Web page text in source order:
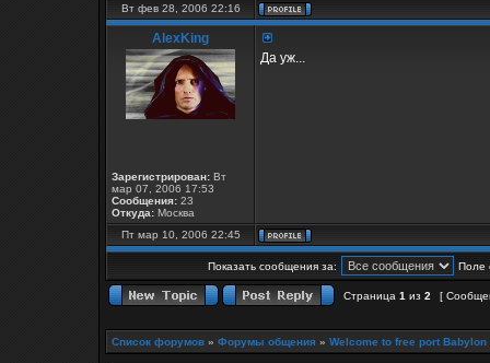
Вт фев 28, 2006 22:16
AlexKing
Зарегистрирован: Вт
мар 07, 2006 17:53
Сообщения: 23
Откуда: Москва
Да уж...
Пт мар 10, 2006 22:45
Показать сообщения за: Поле
Страница 1 из 2 [
Список форумов » Форумы общения » Welcome to free port Babylon